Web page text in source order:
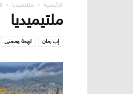
الرئيسية ملتيميديا
ملتيميديا
إب زمان لهجة ومعنى